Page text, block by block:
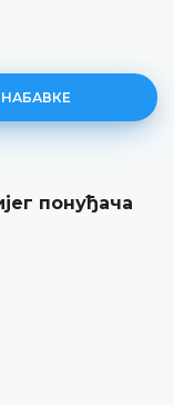
НАБАВКЕ
понуђача